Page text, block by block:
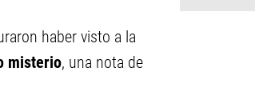
haber visto a la
misterio, una nota de